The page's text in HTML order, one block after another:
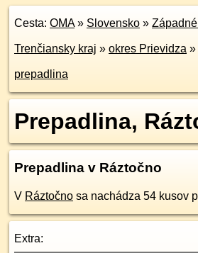
Cesta: OMA» Slovensko »
Trenčiansky kraj » okres Prievidza »
prepadlina
Prepadlina,
Prepadlina v Ráztočno
V Ráztočno sa nachádza 54 kusov
Extra: